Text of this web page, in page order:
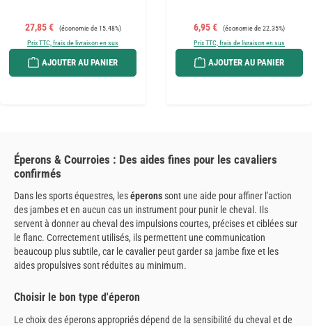
Prix de vente :
27,85 € Prix régulier :
(économie de 15.48%)
Prix TTC, frais de livraison en sus
AJOUTER AU PANIER
Prix de vente :
6,95 € Prix régulier :
(économie de 22.35%)
Prix TTC, frais de livraison en sus
AJOUTER AU PANIER
Éperons & Courroies : Des aides fines pour les cavaliers
confirmés
Dans les sports équestres, leséperonssont une aide pour affiner l'action
des jambes et en aucun cas un instrument pour punir le cheval. Ils
servent à donner au cheval des impulsions courtes, précises et ciblées sur
le flanc. Correctement utilisés, ils permettent une communication
beaucoup plus subtile, car le cavalier peut garder sa jambe fixe et les
aides propulsives sont réduites au minimum.
Choisir le bon type d'éperon
Le choix des éperons appropriés dépend de la sensibilité du cheval et de